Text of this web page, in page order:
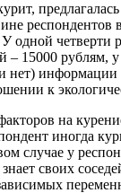
респондентов
одной четверти
– 15000 рублям,
информации
к
на
иногда
случае у
своих